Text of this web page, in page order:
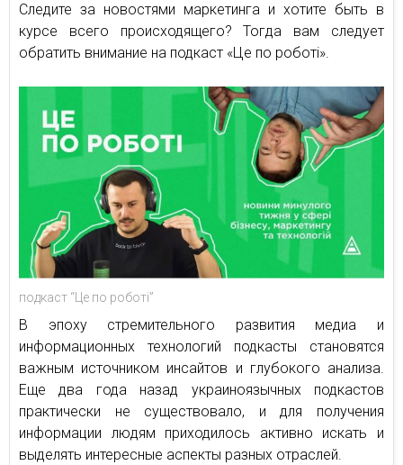
Следите за новостями маркетинга и хотите быть в
курсе всего происходящего? Тогда вам следует
обратить внимание на подкаст «Це по роботі».
подкаст “Це по роботі”
В эпоху стремительного развития медиа и
информационных технологий подкасты становятся
важным источником инсайтов и глубокого анализа.
Еще два года назад украиноязычных подкастов
практически не существовало, и для получения
информации людям приходилось активно искать и
выделять интересные аспекты разных отраслей.